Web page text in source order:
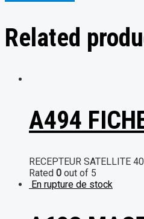
Related
A494
RECEPTEUR SATELLITE
Rated 0 out of 5
En rupture de stock